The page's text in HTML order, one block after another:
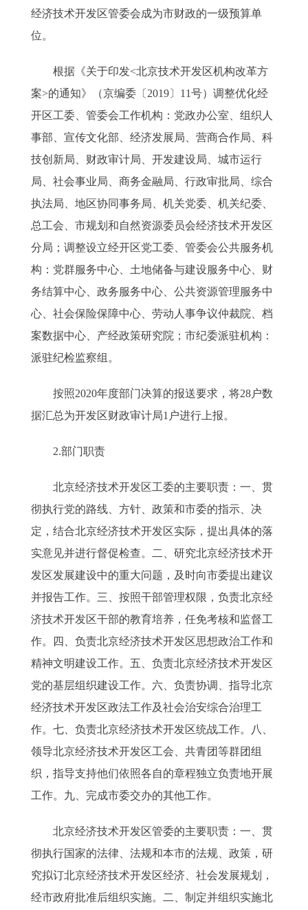
经济技术开发区管委会成为市财政的一级预算单
位。
根据《关于印发<北京技术开发区机构改革方
案>的通知》（京编委〔2019〕11号）调整优化经
开区工委、管委会工作机构：党政办公室、组织人
事部、宣传文化部、经济发展局、营商合作局、科
技创新局、财政审计局、开发建设局、城市运行
局、社会事业局、商务金融局、行政审批局、综合
执法局、地区协同事务局、机关党委、机关纪委、
总工会、市规划和自然资源委员会经济技术开发区
分局；调整设立经开区党工委、管委会公共服务机
构：党群服务中心、土地储备与建设服务中心、财
务结算中心、政务服务中心、公共资源管理服务中
心、社会保险保障中心、劳动人事争议仲裁院、档
案数据中心、产经政策研究院；市纪委派驻机构：
派驻纪检监察组。
按照2020年度部门决算的报送要求，将28户数
据汇总为开发区财政审计局1户进行上报。
2.部门职责
北京经济技术开发区工委的主要职责：一、贯
彻执行党的路线、方针、政策和市委的指示、决
定，结合北京经济技术开发区实际，提出具体的落
实意见并进行督促检查。二、研究北京经济技术开
发区发展建设中的重大问题，及时向市委提出建议
并报告工作。三、按照干部管理权限，负责北京经
济技术开发区干部的教育培养，任免考核和监督工
作。四、负责北京经济技术开发区思想政治工作和
精神文明建设工作。五、负责北京经济技术开发区
党的基层组织建设工作。六、负责协调、指导北京
经济技术开发区政法工作及社会治安综合治理工
作。七、负责北京经济技术开发区统战工作。八、
领导北京经济技术开发区工会、共青团等群团组
织，指导支持他们依照各自的章程独立负责地开展
工作。九、完成市委交办的其他工作。
北京经济技术开发区管委的主要职责：一、贯
彻执行国家的法律、法规和本市的法规、政策，研
究拟订北京经济技术开发区经济、社会发展规划，
经市政府批准后组织实施。二、制定并组织实施北